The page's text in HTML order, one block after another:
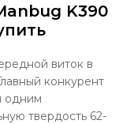
K390
виток в
конкурент
одним
твердость 62-